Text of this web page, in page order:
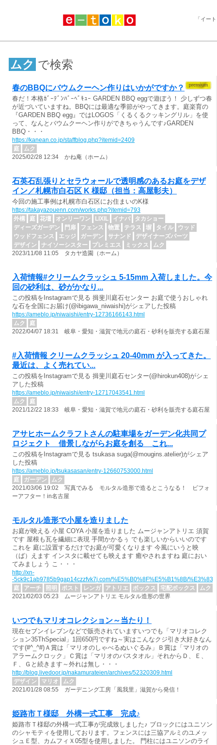
「イー
ムク で検索
春のBBQにバウムクーヘン作りはいかがですか？
春だ！本格ｶﾞｰﾃﾞﾝﾊﾞｰﾍﾞｷｭｰ GARDEN BBQ eggで遊ぼう！ 少しずつ春
が近づいていますね。BBQには最適な季節がやってきます。庭楽育の
『GARDEN BBQ egg』ではLOGOS「くるくるクッキングリル」を使
って、なんとバウムクーヘン作りができちゃうんです♪GARDEN
BBQ・・・
https://kanean.co.jp/staffblog.php?itemid=2409
庭
ムク
2025/02/28 12:34 かね庵（ホーム）
石英石乱張りとセラウォールで透明感のあるお庭をデザ
イン／札幌市白石区 K 様邸（担当：高屋彰夫）
今回の施工事例は札幌市白石区にお住まいのK様
https://takayazouenn.com/works.php?itemid=793
外構
庭 花壇 オンリーワン LIXIL イナバ
タカショー
ディーズガーデン
門扉 フェンス 物置 テラス 塀 タイル
ウッド
ウッドフェンス
エッジ ガーデン サナンド
デザイナーズパーツ
デザイン
ナイソーシスター プレミエス ミックス
ムク
2023/11/08 11:05 タカヤ造園（ホーム）
入荷情報#クリームクラッシュ 5-15mm 入荷しました。今
回の砂利は、砂がかなり...
この投稿をInstagramで見る 揖斐川庭石センター お庭で使うおしゃれ
な石を全国にお届け(@ibigawa_niwaishi)がシェアした投稿
https://ameblo.jp/niwaishi/entry-12736166143.html
ムク
庭
2022/04/07 18:31 岐阜・愛知・滋賀で地元の庭石・砂利を販売する庭石屋
#入荷情報 クリームクラッシュ 20-40mm が入ってきた。
最近は、よく売れてい...
この投稿をInstagramで見る 揖斐川庭石センター(@hirokun408)がシェ
アした投稿
https://ameblo.jp/niwaishi/entry-12717043541.html
ムク
庭
2021/12/22 18:33 岐阜・愛知・滋賀で地元の庭石・砂利を販売する庭石屋
アサヒホームクラフトさんの駐車場をガーデン化共同プ
ロジェクト 借景しながらお庭を創る これ...
この投稿をInstagramで見る tsukasa suga(@mougins.atelier)がシェア
した投稿
https://ameblo.jp/tsukasasan/entry-12660753000.html
庭
ガーデン
ムク
2021/03/06 19:02 写真でみる モルタル造形で造るとこうなる！ ビフォ
ーアフター！in名古屋
モルタル造形で小屋を造りました
お庭が映える 小屋 COYA 小屋を造りました ムージャンアトリエ 須賀
です 屋根も瓦を繊細に表現 手間かかるぅ でも楽しいからいいのです
これを 庭に設置するだけでお庭が可愛くなります 今風にいうと映
（ば）えます インスタに載せても映えます 癒やされますね 庭におい
てみましょう こ・・・
http://xn-
-5ck9c1ab9785b9gap14czzfvk7j.com/%E5%B0%8F%E5%B1%8B/
庭
アーチ 照明 ポスト レンガ アトリエ ボックス 宅配ボックス
ムク
2021/02/03 05:23 ムージャンアトリエ モルタル造形の世界
いつでもマリオコレクション～当たり！
現在セブンイレブンなどで販売されていますいつでも「マリオコレク
ション35ThSpecial」1回650円ですね～実はこんなクジ引き大好きなん
です(#^_^#)Ａ賞は「マリオのしゃべるぬいぐるみ」Ｂ賞は「マリオの
アラームクロック」Ｃ賞は「マリオのバスタオル」それからＤ、Ｅ、
Ｆ、Ｇと続きます～外れは無し・・・
http://blog.livedoor.jp/nakamurateien/archives/52320309.html
デザイン
マリオ
ムク
2021/01/28 08:55 ガーデニング工房「風我里」滋賀から発信！
姫路市Ｔ様邸 外構一式工事 完成♪
姫路市Ｔ様邸の外構一式工事が完成致しました♪ ブロックにはユニソン
のシャモティを使用しております。フェンスには三協アルミのユメッ
シュＥ型、カムフィＸ05型を使用しました。 門柱にはユニソンのライ